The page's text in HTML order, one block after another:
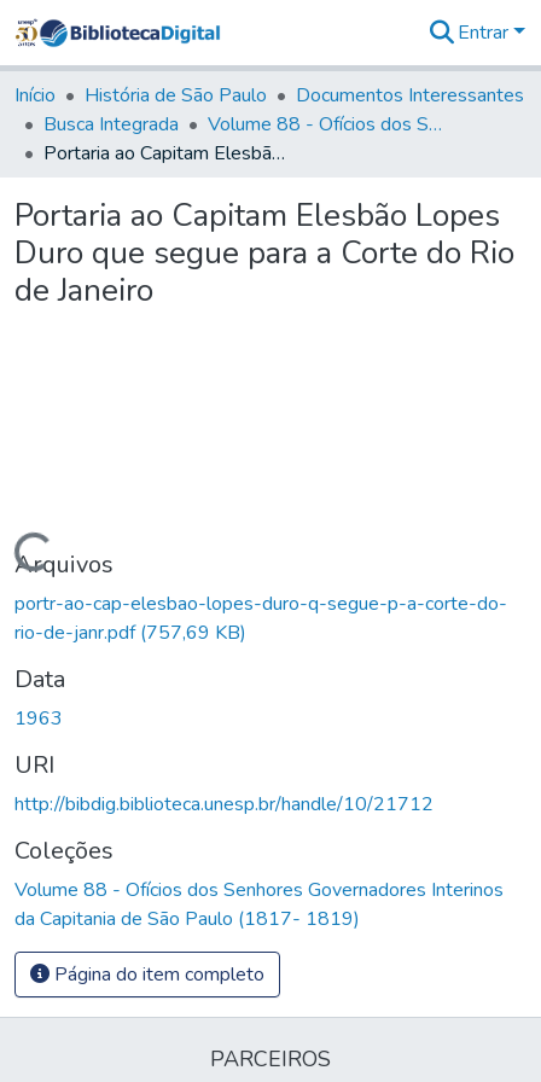
&
Coleções
Tudo na
Biblioteca
Estatísticas
Entrar
Início História de São Paulo
Documentos Interessantes
Busca Integrada
Volume 88 - Ofícios dos Senhores Governadores Interinos da Capitania de São Paulo (1817- 1819)
Portaria ao Capitam Elesbão Lopes Duro que segue para a Corte do Rio de Janeiro
Portaria ao Capitam Elesbão Lopes
Duro que segue para a Corte do Rio
de Janeiro
Carregando...
Arquivos
portr-ao-cap-elesbao-lopes-duro-q-segue-p-a-corte-do-
rio-de-janr.pdf(757,69 KB)
Data
1963
URI
http://bibdig.biblioteca.unesp.br/handle/10/21712
Coleções
Volume 88 - Ofícios dos Senhores Governadores Interinos
da Capitania de São Paulo (1817- 1819)
Página do item completo
PARCEIROS